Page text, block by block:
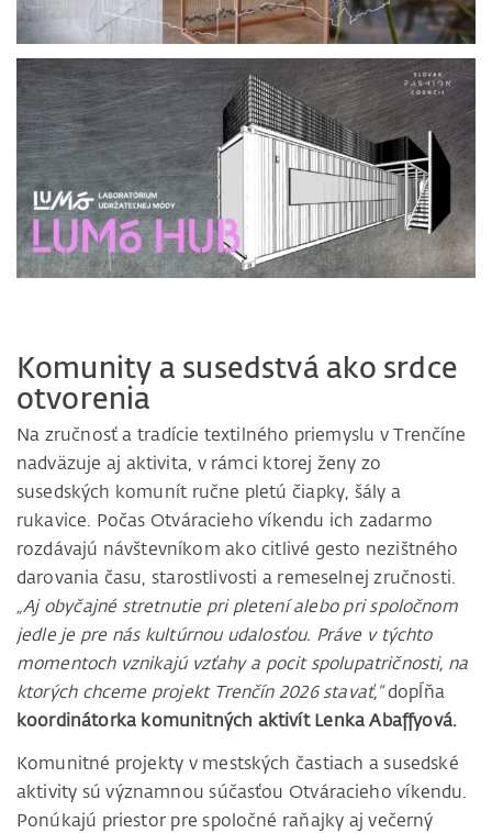
Komunity a susedstvá ako srdce
otvorenia
Na zručnosť a tradície textilného priemyslu v Trenčíne
nadväzuje aj aktivita, v rámci ktorej ženy zo
susedských komunít ručne pletú čiapky, šály a
rukavice. Počas Otváracieho víkendu ich zadarmo
rozdávajú návštevníkom ako citlivé gesto nezištného
darovania času, starostlivosti a remeselnej zručnosti.
„Aj obyčajné stretnutie pri pletení alebo pri spoločnom
jedle je pre nás kultúrnou udalosťou. Práve v týchto
momentoch vznikajú vzťahy a pocit spolupatričnosti, na
ktorých chceme projekt Trenčín 2026 stavať,“dopĺňa
koordinátorka komunitných aktivít Lenka Abaffyová.
Komunitné projekty v mestských častiach a susedské
aktivity sú významnou súčasťou Otváracieho víkendu.
Ponúkajú priestor pre spoločné raňajky aj večerný